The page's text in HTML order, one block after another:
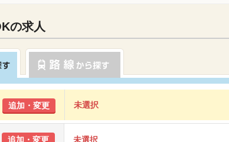
の求人
追加・変更 未選択
追加・変更 未選択